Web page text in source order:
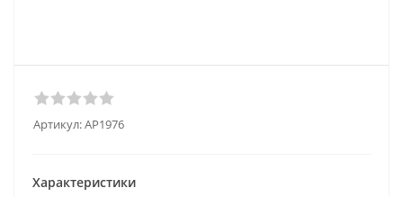
Артикул:AP1976
Характеристики